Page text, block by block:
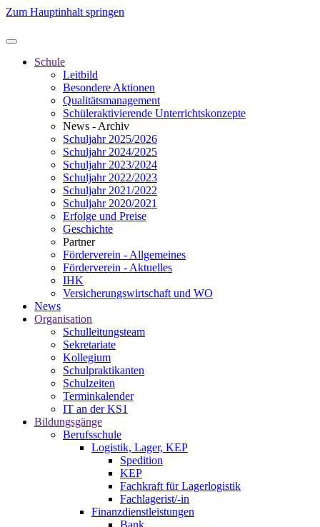
Zum Hauptinhalt springen
Schule
Leitbild
Besondere Aktionen
Qualitätsmanagement
Schüleraktivierende Unterrichtskonzepte
News - Archiv
Schuljahr 2025/2026
Schuljahr 2024/2025
Schuljahr 2023/2024
Schuljahr 2022/2023
Schuljahr 2021/2022
Schuljahr 2020/2021
Erfolge und Preise
Geschichte
Partner
Förderverein - Allgemeines
Förderverein - Aktuelles
IHK
Versicherungswirtschaft und WO
News
Organisation
Schulleitungsteam
Sekretariate
Kollegium
Schulpraktikanten
Schulzeiten
Terminkalender
IT an der KS1
Bildungsgänge
Berufsschule
Logistik, Lager, KEP
Spedition
KEP
Fachkraft für Lagerlogistik
Fachlagerist/-in
Finanzdienstleistungen
Bank